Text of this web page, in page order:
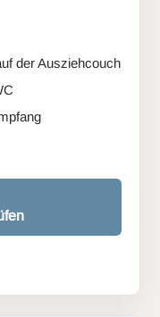
der Ausziehcouch